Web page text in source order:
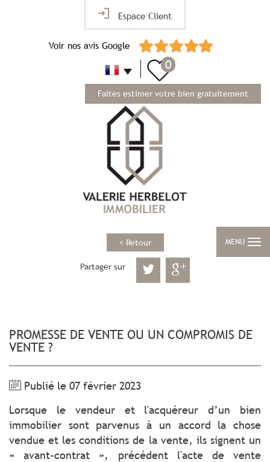
Espace Client
Voir nos avis Google
Faites estimer votre bien gratuitement
0
MENU
< Retour
Partager sur
PROMESSE DE VENTE OU UN COMPROMIS DE
VENTE ?
Publié le 07 février 2023
Lorsque le vendeur et l'acquéreur d’un bien
immobilier sont parvenus à un accord la chose
vendue et les conditions de la vente, ils signent un
« avant-contrat », précédent l'acte de vente